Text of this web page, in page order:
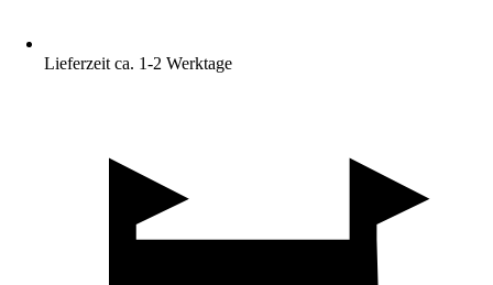
Lieferzeit ca. 1-2 Werktage